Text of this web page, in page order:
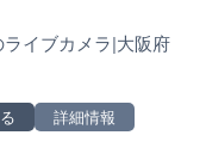
イブカメラ|大阪府
詳細情報